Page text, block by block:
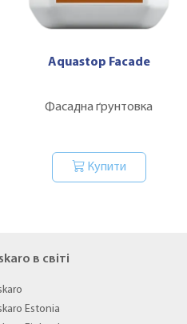
Aquastop Facade
Фасадна ґрунтовка
Купити
в світі
Estonia